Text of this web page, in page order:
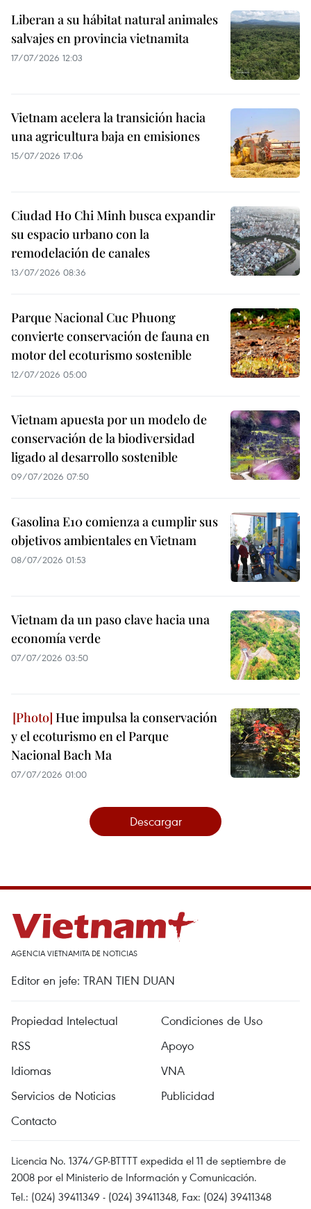
Liberan a su hábitat natural animales
salvajes en provincia vietnamita
17/07/2026 12:03
Vietnam acelera la transición hacia
una agricultura baja en emisiones
15/07/2026 17:06
Ciudad Ho Chi Minh busca expandir
su espacio urbano con la
remodelación de canales
13/07/2026 08:36
Parque Nacional Cuc Phuong
convierte conservación de fauna en
motor del ecoturismo sostenible
12/07/2026 05:00
Vietnam apuesta por un modelo de
conservación de la biodiversidad
ligado al desarrollo sostenible
09/07/2026 07:50
Gasolina E10 comienza a cumplir sus
objetivos ambientales en Vietnam
08/07/2026 01:53
Vietnam da un paso clave hacia una
economía verde
07/07/2026 03:50
Hue impulsa la conservación
y el ecoturismo en el Parque
Nacional Bach Ma
07/07/2026 01:00
Descargar
AGENCIA VIETNAMITA DE NOTICIAS
Editor en jefe: TRAN TIEN DUAN
Propiedad Intelectual
Condiciones de Uso
RSS
Apoyo
Idiomas
VNA
Servicios de Noticias
Publicidad
Contacto
Licencia No. 1374/GP-BTTTT expedida el 11 de septiembre de
2008 por el Ministerio de Información y Comunicación.
Tel.: (024) 39411349 - (024) 39411348, Fax: (024) 39411348